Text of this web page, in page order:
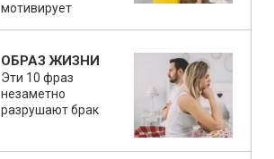
мотивирует
ОБРАЗ ЖИЗНИ
Эти 10 фраз
незаметно
разрушают брак